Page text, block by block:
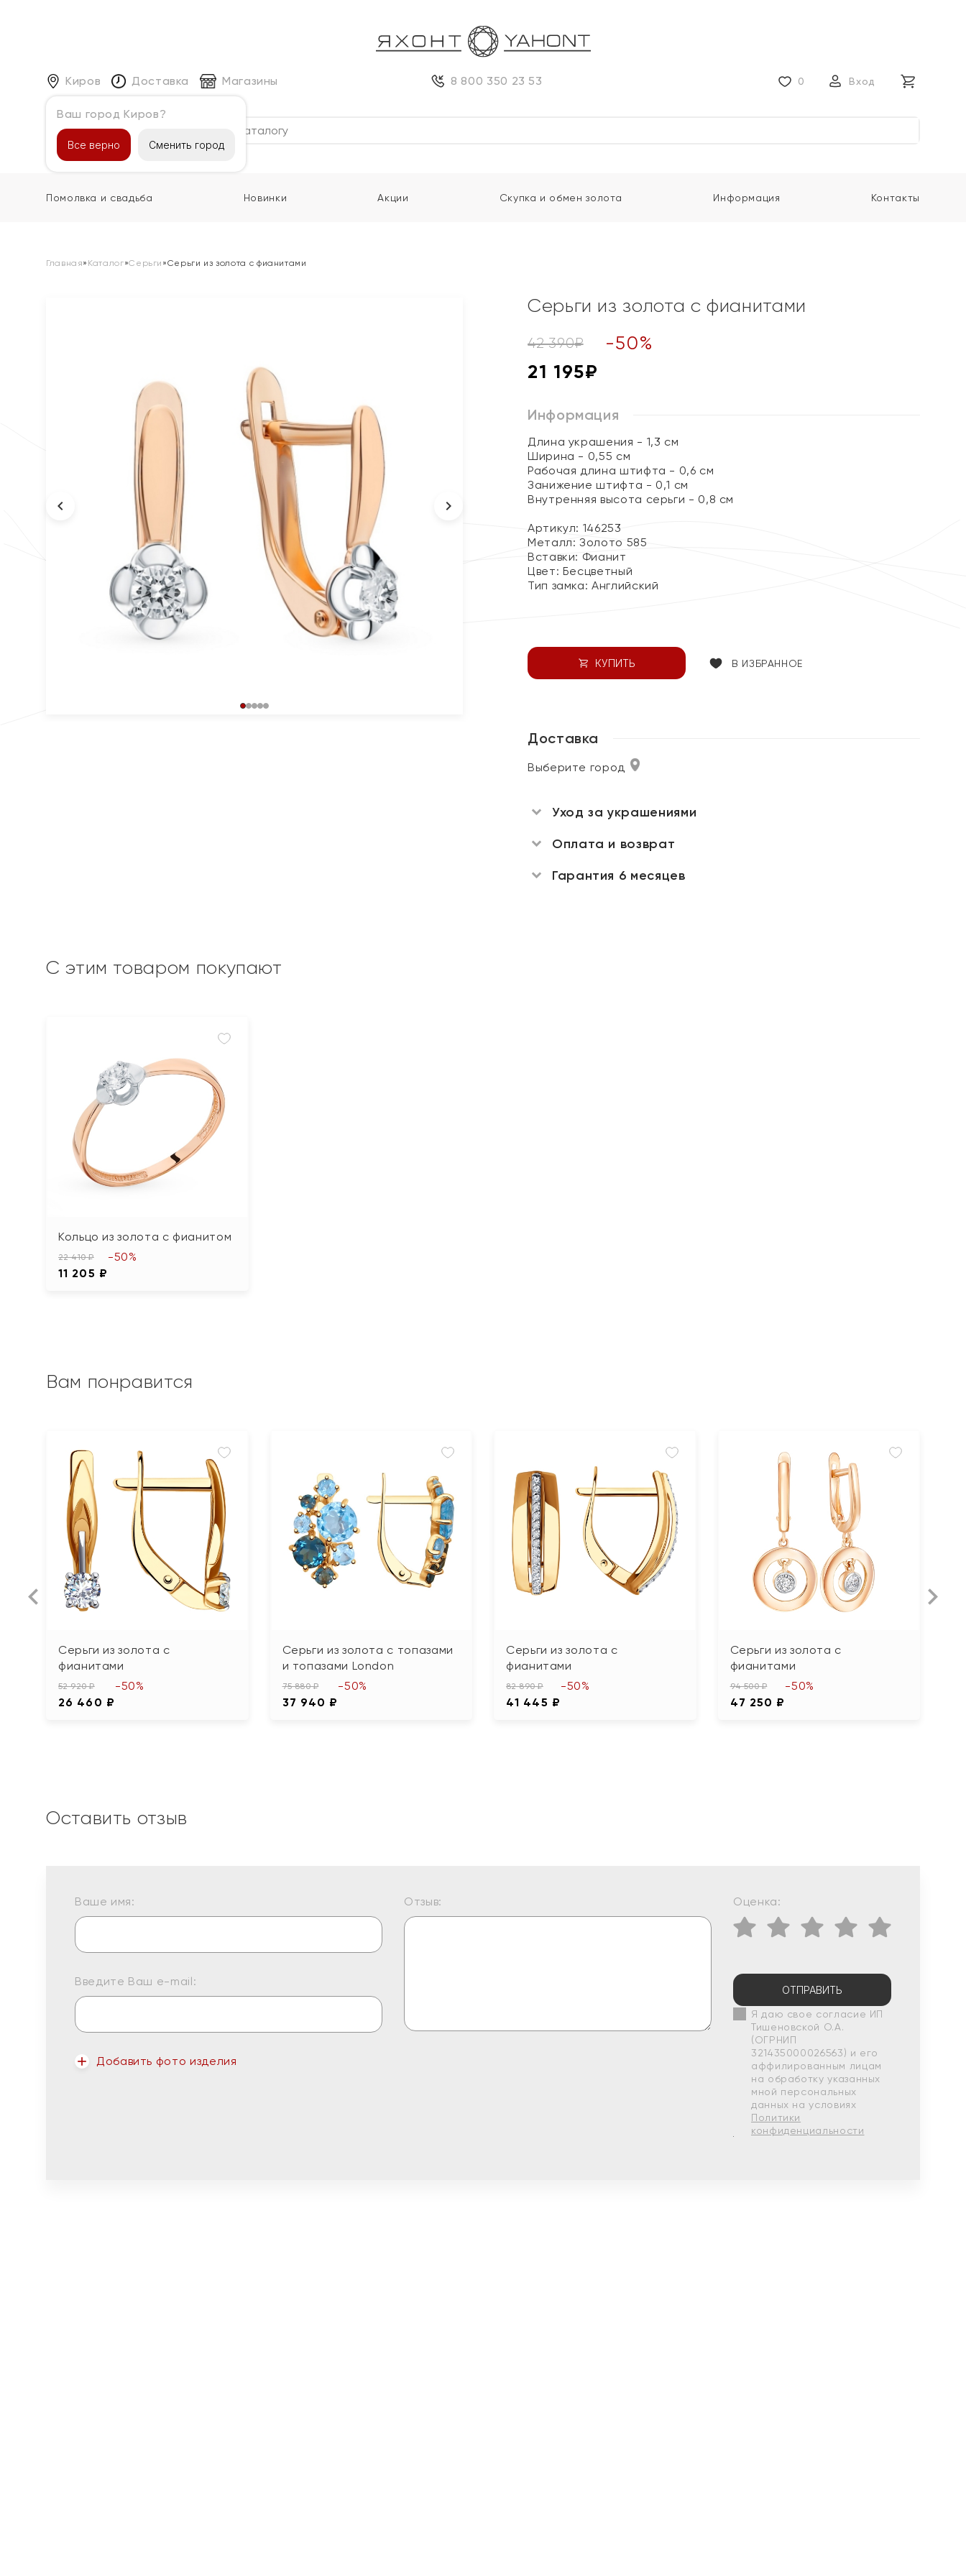
Киров
Ваш город Киров?
Все верно Сменить город
Доставка Магазины 8 800 350 23 53 0 Вход
Каталог
Помолвка и свадьба Новинки Акции Скупка и обмен золота Информация Контакты
Главная» Каталог»Серьги »Серьги из золота с фианитами
Серьги из золота с фианитами
42 390₽ -50%
21 195₽
Информация
Длина украшения - 1,3 см
Ширина - 0,55 см
Рабочая длина штифта - 0,6 см
Занижение штифта - 0,1 см
Внутренняя высота серьги - 0,8 см
Артикул: 146253
Металл:Золото 585
Вставки: Фианит
Цвет: Бесцветный
Тип замка:Английский
КУПИТЬ В ИЗБРАННОЕ
Доставка
Выберите город
Уход за украшениями
Оплата и возврат
Гарантия 6 месяцев
С этим товаром покупают
Кольцо из золота с фианитом
22 410 ₽
11 205 ₽
-50%
Вам понравится
Серьги из золота с
фианитами
52 920 ₽
26 460 ₽
-50%
Серьги из золота с топазами
и топазами London
75 880 ₽
37 940 ₽
-50%
Серьги из золота с
фианитами
82 890 ₽
41 445 ₽
-50%
Серьги из золота с
фианитами
94 500 ₽
47 250 ₽
-50%
Оставить отзыв
Ваше имя:
Введите Ваш e-mail:
Добавить фото изделия
Отзыв: Оценка:
ОТПРАВИТЬ
Я даю свое согласие ИП
Тишеновской О.А.
(ОГРНИП
321435000026563) и его
аффилированным лицам
на обработку указанных
мной персональных
данных на условиях
Политики
конфиденциальности